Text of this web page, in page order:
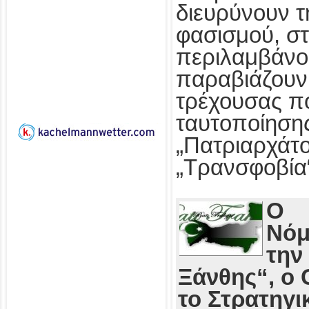
διευρύνουν
φασισμού,
τρέχουσας
Ο
Ξάνθης“, ο
το